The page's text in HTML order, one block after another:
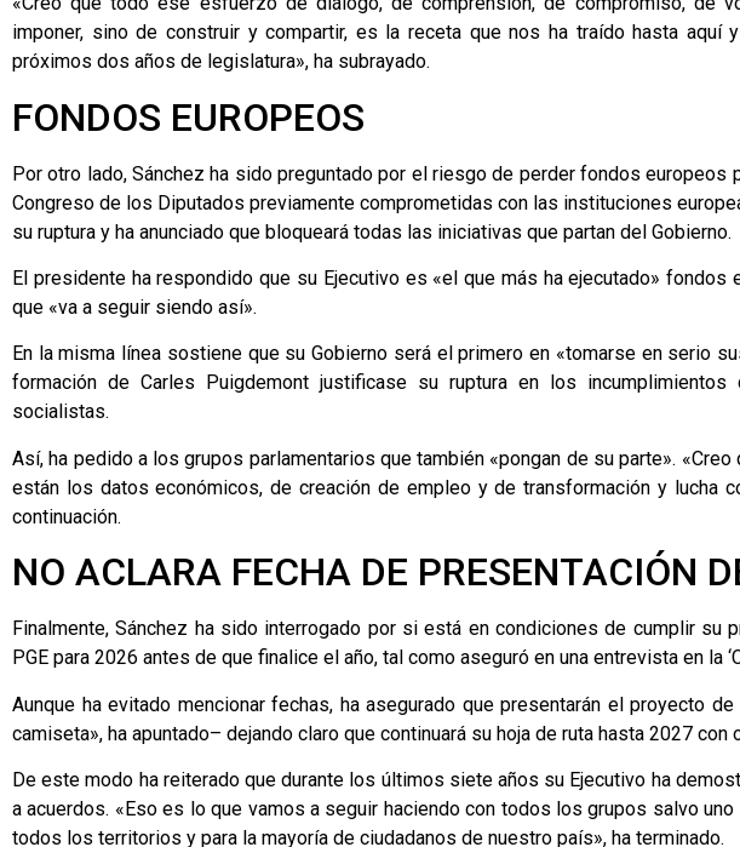
imponer, sino de construir y compartir, es la receta que nos ha traído hasta aquí
próximos dos años de legislatura», ha subrayado.
FONDOS EUROPEOS
Por otro lado, Sánchez ha sido preguntado por el riesgo de perder fondos europeos
Congreso de los Diputados previamente comprometidas con las instituciones
su ruptura y ha anunciado que bloqueará todas las iniciativas que partan del Gobierno.
El presidente ha respondido que su Ejecutivo es «el que más ha ejecutado» fondos
que «va a seguir siendo así».
En la misma línea sostiene que su Gobierno será el primero en «tomarse en serio
formación de Carles Puigdemont justificase su ruptura en los
socialistas.
Así, ha pedido a los grupos parlamentarios que también «pongan de su parte».
están los datos económicos, de creación de empleo y de transformación y lucha
continuación.
NO ACLARA FECHA DE PRESENTACIÓN
Finalmente, Sánchez ha sido interrogado por si está en condiciones de cumplir su
PGE para 2026 antes de que finalice el año, tal como aseguró en una entrevista en la
Aunque ha evitado mencionar fechas, ha asegurado que presentarán el proyecto
camiseta», ha apuntado– dejando claro que continuará su hoja de ruta hasta 2027
De este modo ha reiterado que durante los últimos siete años su Ejecutivo ha
a acuerdos. «Eso es lo que vamos a seguir haciendo con todos los grupos salvo
todos los territorios y para la mayoría de ciudadanos de nuestro país», ha terminado.